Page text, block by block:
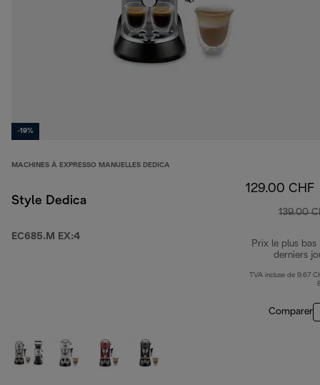
-19%
MACHINES À EXPRESSO MANUELLES DEDICA
Style Dedica
EC685.M EX:4
129.00 CHF
139.00
Prix le plus bas
derniers
TVA incluse de 9.67
Comparer